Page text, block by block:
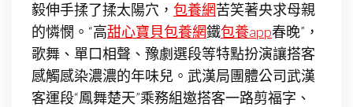
毅伸手揉了揉太陽穴， 包養網苦笑著央求母親
的憐憫。“高甜心寶貝包養網鐵包養app春晚”，
歌舞、單口相聲、豫劇選段等特點扮演讓搭客
感觸感染濃濃的年味兒。武漢局團體公司武漢
客運段“鳳舞楚天”乘務組邀搭客一路剪福字、